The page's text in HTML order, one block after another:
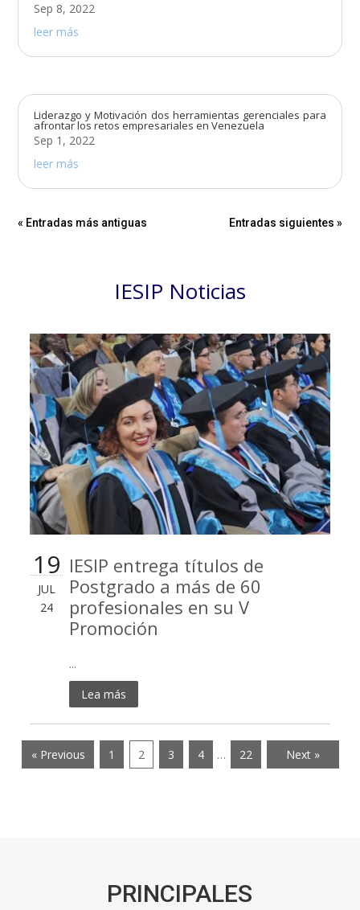
Sep 8, 2022
leer más
Liderazgo y Motivación dos herramientas gerenciales para
afrontar los retos empresariales en Venezuela
Sep 1, 2022
leer más
« Entradas más antiguas Entradas siguientes »
IESIP Noticias
19
JUL
24
IESIP entrega títulos de
Postgrado a más de 60
profesionales en su V
Promoción
...
Lea más
« Previous 1 2 3 4 … 22 Next »
PRINCIPALES